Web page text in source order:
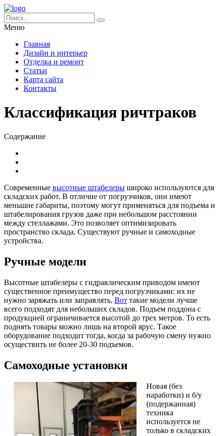
Меню
Главная
Дизайн и интерьер
Отделка и ремонт
Статьи
Карта сайта
Контакты
Классификация ричтраков
Содержание
Современные высотные штабелеры широко используются для
складских работ. В отличие от погрузчиков, они имеют
меньшие габариты, поэтому могут применяться для подъема и
штабелирования грузов даже при небольшом расстоянии
между стеллажами. Это позволяет оптимизировать
пространство склада. Существуют ручные и самоходные
устройства.
Ручные модели
Высотные штабелеры с гидравлическим приводом имеют
существенное преимущество перед погрузчиками: их не
нужно заряжать или заправлять. Вот такие модели лучше
всего подходят для небольших складов. Подъем поддона с
продукцией ограничивается высотой до трех метров. То есть
поднять товары можно лишь на второй ярус. Такое
оборудование подходит тогда, когда за рабочую смену нужно
осуществить не более 20-30 подъемов.
Самоходные установки
Новая (без
наработки) и б/у
(подержанная)
техника
используется не
только в складских